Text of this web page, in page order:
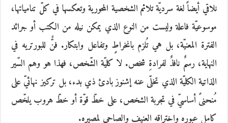
نلاقي أيضاً لغة سرديّة تلائم الشخصية المحورية وتعكسها في كلّ تنامياتها،
موسوعيّة فاعلة وليست من النوع الذي يمكن نيله من الكتب أو جرائد
الفترة المعنيّة، بل هي تُلزم بانخراطٍ وتفاعل وابتكار. فنٌّ للبورتريه في
النهاية، رسمٌ نافذٌ لفرادةِ شخص. لا كليّة الشّخص، فهذا هو وهم السّير
الذاتية الكليّة الذي تخلّى عنه إشنوز بادئ ذي بدء، بل تركيز نهائيّ على
مُنحنىً أساسيّ في تجربة الشخص، على خطّ قوّة أو خطّ هروب يلخّص
كامل عبوره واختراقه العنيف والصاحي لمصيره.